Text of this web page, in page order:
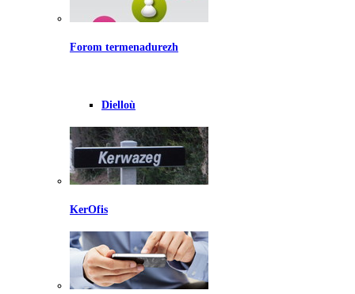
Forom termenadurezh
Dielloù
KerOfis